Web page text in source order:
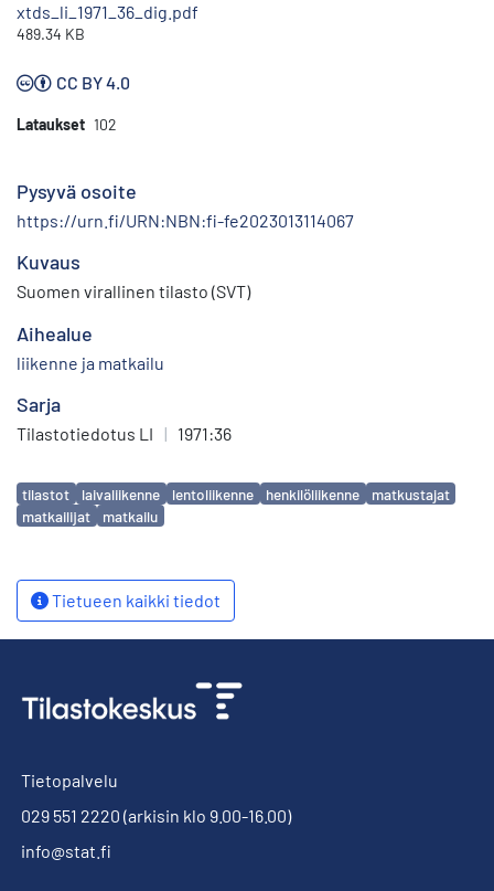
xtds_li_1971_36_dig.pdf
489.34 KB
CC BY 4.0
Lataukset 102
Pysyvä osoite
https://urn.fi/URN:NBN:fi-fe2023013114067
Kuvaus
Suomen virallinen tilasto (SVT)
Aihealue
liikenne ja matkailu
Sarja
Tilastotiedotus LI | 1971:36
Avainsanat
tilastot laivaliikenne lentoliikenne henkilöliikenne
matkustajat
matkailijat
matkailu
Tietueen kaikki tiedot
Tietopalvelu
029 551 2220 (arkisin klo 9.00-16.00)
info@stat.fi